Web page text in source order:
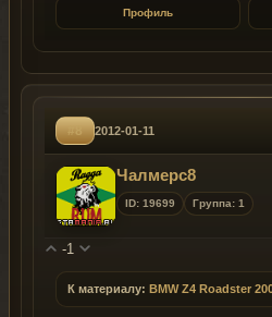
Профиль
#8 2012-01-11
Чалмерс8
ID: 19699 Группа: 1
-1
К материалу: BMW Z4 Roadster